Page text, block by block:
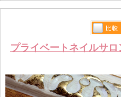
プライベートネイルサロ
比較す
る